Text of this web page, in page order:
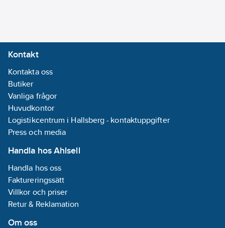
Kontakt
Kontakta oss
Butiker
Vanliga frågor
Huvudkontor
Logistikcentrum i Hallsberg - kontaktuppgifter
Press och media
Handla hos Ahlsell
Handla hos oss
Faktureringssätt
Villkor och priser
Retur & Reklamation
Om oss